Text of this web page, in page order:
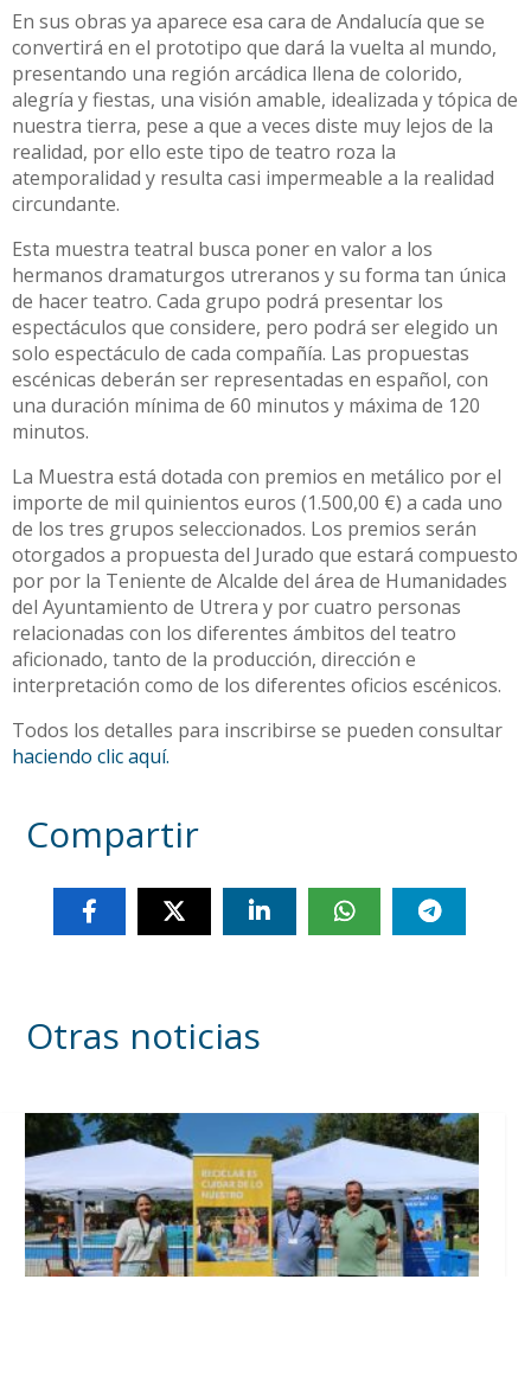
En sus obras ya aparece esa cara de Andalucía que se
convertirá en el prototipo que dará la vuelta al mundo,
presentando una región arcádica llena de colorido,
alegría y fiestas, una visión amable, idealizada y tópica de
nuestra tierra, pese a que a veces diste muy lejos de la
realidad, por ello este tipo de teatro roza la
atemporalidad y resulta casi impermeable a la realidad
circundante.
Esta muestra teatral busca poner en valor a los
hermanos dramaturgos utreranos y su forma tan única
de hacer teatro. Cada grupo podrá presentar los
espectáculos que considere, pero podrá ser elegido un
solo espectáculo de cada compañía. Las propuestas
escénicas deberán ser representadas en español, con
una duración mínima de 60 minutos y máxima de 120
minutos.
La Muestra está dotada con premios en metálico por el
importe de mil quinientos euros (1.500,00 €) a cada uno
de los tres grupos seleccionados. Los premios serán
otorgados a propuesta del Jurado que estará compuesto
por por la Teniente de Alcalde del área de Humanidades
del Ayuntamiento de Utrera y por cuatro personas
relacionadas con los diferentes ámbitos del teatro
aficionado, tanto de la producción, dirección e
interpretación como de los diferentes oficios escénicos.
Todos los detalles para inscribirse se pueden consultar
haciendo clic aquí.
Compartir
Otras noticias